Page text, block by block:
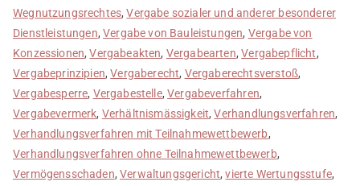
Wegnutzungsrechtes,Vergabe sozialer und anderer besonderer
Dienstleistungen,Vergabe von Bauleistungen, Vergabe von
Konzessionen,Vergabeakten, Vergabearten,Vergabepflicht,
Vergabeprinzipien,Vergaberecht, Vergaberechtsverstoß,
Vergabesperre, Vergabestelle,Vergabeverfahren,
Vergabevermerk, Verhältnismässigkeit,Verhandlungsverfahren,
Verhandlungsverfahren mit Teilnahmewettbewerb,
Verhandlungsverfahren ohne Teilnahmewettbewerb,
Vermögensschaden,Verwaltungsgericht,vierte Wertungsstufe,